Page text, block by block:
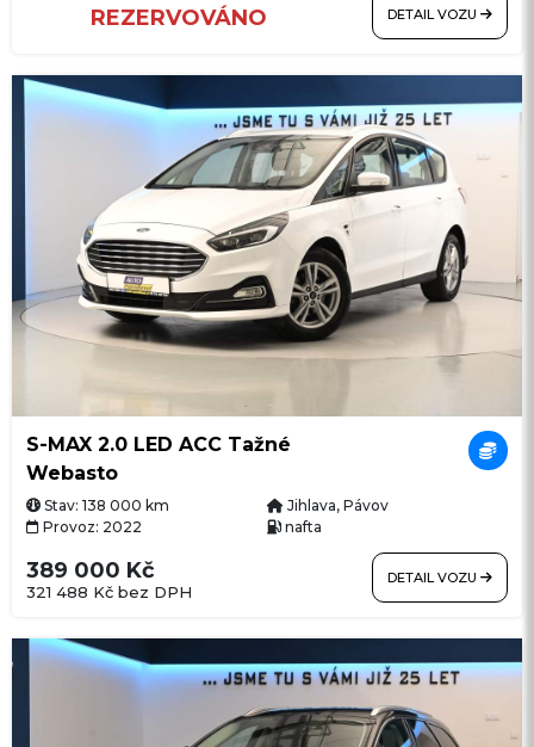
REZERVOVÁNO DETAIL VOZU
S-MAX 2.0 LED ACC Tažné
Webasto
Stav: 138 000 km
Jihlava, Pávov
Provoz: 2022
nafta
321 488 Kč bez DPH
389 000 Kč DETAIL VOZU